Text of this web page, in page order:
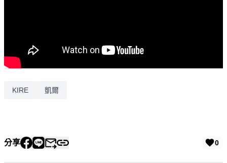
KIRE 凱爾
分享 0